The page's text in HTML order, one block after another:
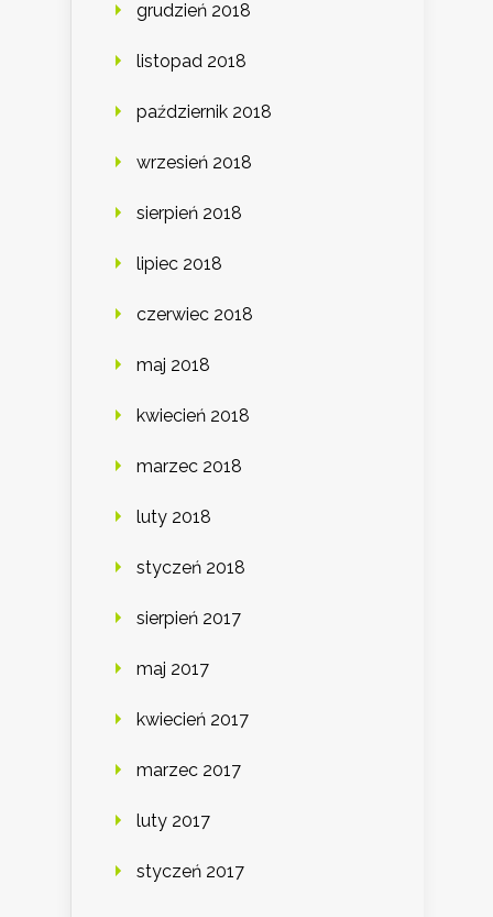
grudzień 2018
listopad 2018
październik 2018
wrzesień 2018
sierpień 2018
lipiec 2018
czerwiec 2018
maj 2018
kwiecień 2018
marzec 2018
luty 2018
styczeń 2018
sierpień 2017
maj 2017
kwiecień 2017
marzec 2017
luty 2017
styczeń 2017